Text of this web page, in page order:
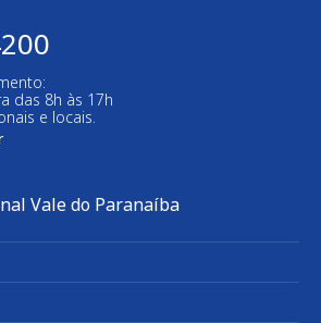
das 8h às 17h
e locais.
Vale do Paranaíba